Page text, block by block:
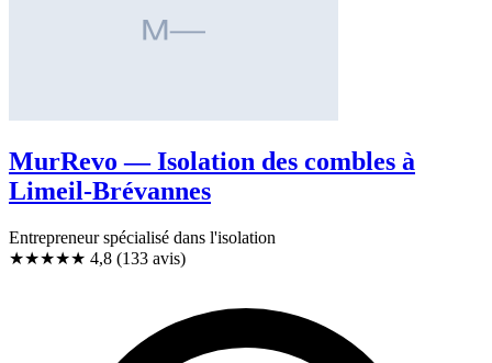
MurRevo — Isolation des combles à
Limeil-Brévannes
Entrepreneur spécialisé dans l'isolation
★★★★★ 4,8 (133 avis)